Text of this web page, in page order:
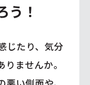
う！
じたり、気分
ませんか。